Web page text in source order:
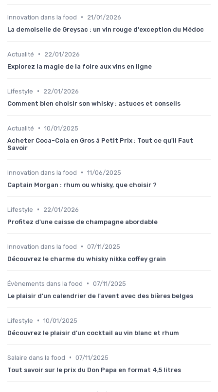
Innovation dans la food •
21/01/2026
La demoiselle de Greysac : un vin rouge d'exception du Médoc
Actualité •
22/01/2026
Explorez la magie de la foire aux vins en ligne
Lifestyle •
22/01/2026
Comment bien choisir son whisky : astuces et conseils
Actualité • 10/01/2025
Acheter Coca-Cola en Gros à Petit Prix : Tout ce qu'il Faut
Savoir
Innovation dans la food • 11/06/2025
Captain Morgan : rhum ou whisky, que choisir ?
Lifestyle •
22/01/2026
Profitez d'une caisse de champagne abordable
Innovation dans la food • 07/11/2025
Découvrez le charme du whisky nikka coffey grain
Évènements dans la food • 07/11/2025
Le plaisir d'un calendrier de l'avent avec des bières belges
Lifestyle • 10/01/2025
Découvrez le plaisir d'un cocktail au vin blanc et rhum
Salaire dans la food • 07/11/2025
Tout savoir sur le prix du Don Papa en format 4,5 litres